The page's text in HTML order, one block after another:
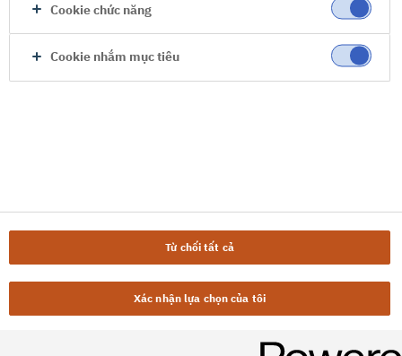
Cookie chức năng
Cookie nhắm mục tiêu
Từ chối tất cả
Xác nhận lựa chọn của tôi